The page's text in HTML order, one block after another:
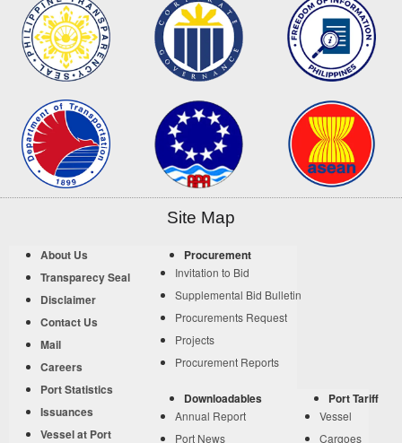
Site Map
About Us
Transparecy Seal
Disclaimer
Contact Us
Mail
Careers
Port Statistics
Issuances
Vessel at Port
Procurement
Invitation to Bid
Supplemental Bid Bulletin
Procurements Request
Projects
Procurement Reports
Downloadables
Annual Report
Port News
Port Tariff
Vessel
Cargoes